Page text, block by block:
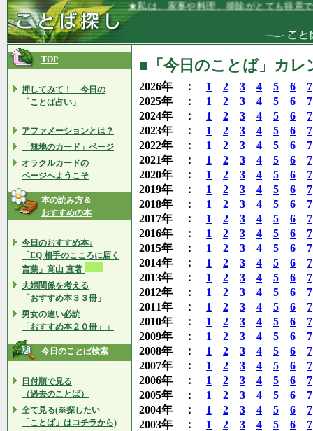
★私は、家事や料理、掃除がとても得意
TOP
押してみて！ 今日の
「ことば占い」
アファメーションとは？
「無地のカード」ページ
オラクルカードの
ページへようこそ
本の読み方＆
おすすめの本
今日のおすすめ本↓
「EQ 相手のこころに届く
言葉」高山 直著
夫婦関係を考える
「おすすめ本３３冊」
男女の違い必読
「おすすめ本２０冊」」
今日のことば検索
日付順で見る
（過去のことば）
全て見る(※探したい
「ことば」はコチラから)
■「今日のことば」カ
2026年 ： 1 2 3 4 5 6
7
2025年 ： 1 2 3 4 5 6
7
2024年 ： 1 2 3 4 5 6
7
2023年 ： 1 2 3 4 5 6
7
2022年 ： 1 2 3 4 5 6
7
2021年 ： 1 2 3 4 5 6
7
2020年 ： 1 2 3 4 5 6
7
2019年 ： 1 2 3 4 5 6
7
2018年 ： 1 2 3 4 5 6
7
2017年 ： 1 2 3 4 5 6
7
2016年 ： 1 2 3 4 5 6
7
2015年 ： 1 2 3 4 5 6
7
2014年 ： 1 2 3 4 5 6
7
2013年 ： 1 2 3 4 5 6
7
2012年 ： 1 2 3 4 5 6
7
2011年 ： 1 2 3 4 5 6
7
2010年 ： 1 2 3 4 5 6
7
2009年 ： 1 2 3 4 5 6
7
2008年 ： 1 2 3 4 5 6
7
2007年 ： 1 2 3 4 5 6
7
2006年 ： 1 2 3 4 5 6
7
2005年 ： 1 2 3 4 5 6
7
2004年 ： 1 2 3 4 5 6
7
2003年 ： 1 2 3 4 5 6
7